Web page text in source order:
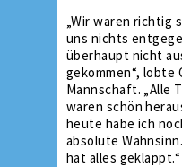
„Wir waren richtig
uns nichts
überhaupt nicht
gekommen“, lobte
Mannschaft. „Alle
waren schön
heute habe ich
absolute
hat alles geklappt.“